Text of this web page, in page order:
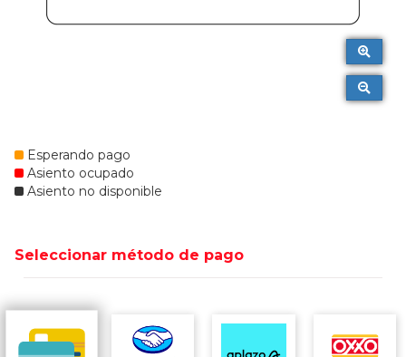
Esperando pago
Asiento ocupado
Asiento no disponible
Seleccionar método de pago